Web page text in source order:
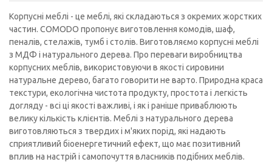
Корпусні меблі - це меблі, які складаються з окремих жорстких
частин. COMODO пропонує виготовлення комодів, шаф,
пеналів, стелажів, тумб і столів. Виготовляємо корпусні меблі
з МДФ і натурального дерева. Про переваги виробництва
корпусних меблів, використовуючи в якості сировини
натуральне дерево, багато говорити не варто. Природна краса
текстури, екологічна чистота продукту, простота і легкість
догляду - всі ці якості важливі, і як і раніше приваблюють
велику кількість клієнтів. Меблі з натурального дерева
виготовляються з твердих і м'яких порід, які надають
сприятливий біоенергетичний ефект, що має позитивний
вплив на настрій і самопочуття власників подібних меблів.